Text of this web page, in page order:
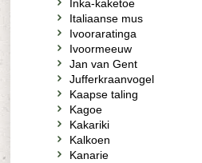
Inka-kaketoe
Italiaanse mus
Ivooraratinga
Ivoormeeuw
Jan van Gent
Jufferkraanvogel
Kaapse taling
Kagoe
Kakariki
Kalkoen
Kanarie